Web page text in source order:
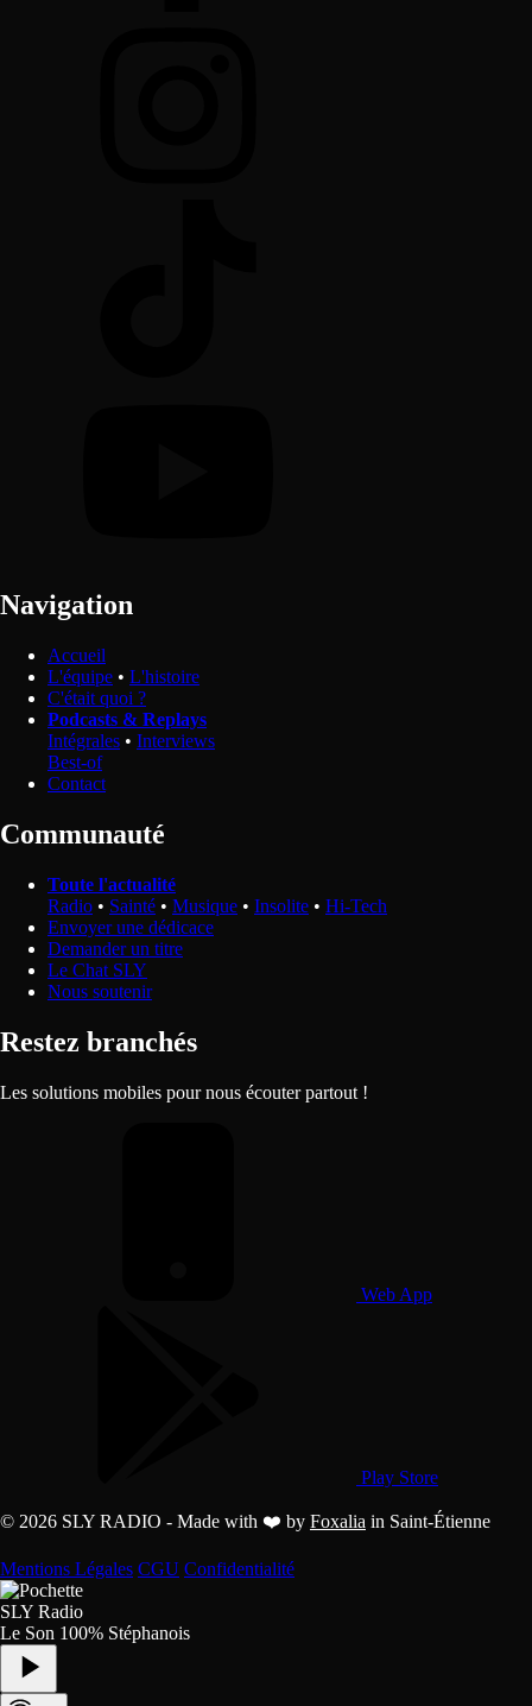
Navigation
Accueil
L'équipe • L'histoire
C'était quoi ?
Podcasts & Replays
Intégrales • Interviews
Best-of
Contact
Communauté
Toute l'actualité
Radio • Sainté • Musique • Insolite • Hi-Tech
Envoyer une dédicace
Demander un titre
Le Chat SLY
Nous soutenir
Restez branchés
Les solutions mobiles pour nous écouter partout !
Web App
Play Store
© 2026 SLY RADIO - Made with ❤️ by Foxalia in Saint-Étienne
Mentions Légales CGU Confidentialité
SLY Radio
Le Son 100% Stéphanois